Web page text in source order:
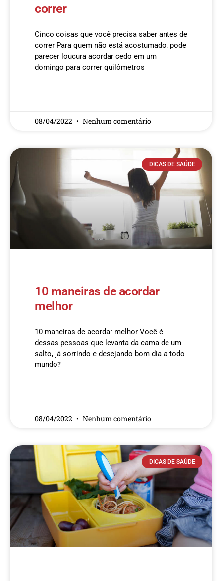
correr
Cinco coisas que você precisa saber antes de
correr Para quem não está acostumado, pode
parecer loucura acordar cedo em um
domingo para correr quilômetros
08/04/2022 Nenhum comentário
DICAS DE SAÚDE
10 maneiras de acordar
melhor
10 maneiras de acordar melhor Você é
dessas pessoas que levanta da cama de um
salto, já sorrindo e desejando bom dia a todo
mundo?
08/04/2022 Nenhum comentário
DICAS DE SAÚDE